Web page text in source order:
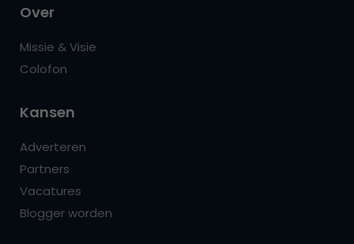
Over
Missie & Visie
Colofon
Kansen
Adverteren
Partners
Vacatures
Blogger worden